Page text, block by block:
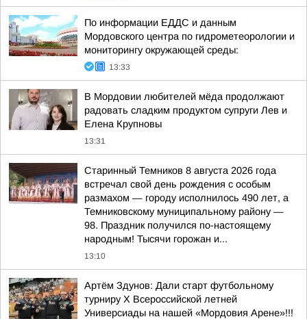
По информации ЕДДС и данным
Мордовского центра по гидрометеорологии и
мониторингу окружающей среды:
13:33
В Мордовии любителей мёда продолжают
радовать сладким продуктом супруги Лев и
Елена Крупновы
13:31
Старинный Темников 8 августа 2026 года
встречал свой день рождения с особым
размахом — городу исполнилось 490 лет, а
Темниковскому муниципальному району —
98. Праздник получился по-настоящему
народным! Тысячи горожан и...
13:10
Артём Здунов: Дали старт футбольному
турниру Х Всероссийской летней
Универсиады на нашей «Мордовия Арене»!!!